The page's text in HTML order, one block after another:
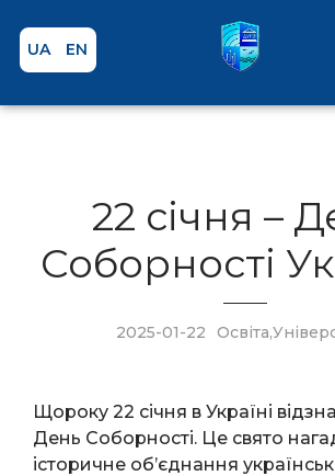
UA EN
22 січня –
Соборності
2025-01-22 Освіта,
Щороку 22 січня в Україні
День Соборності. Це свято
історичне об’єднання